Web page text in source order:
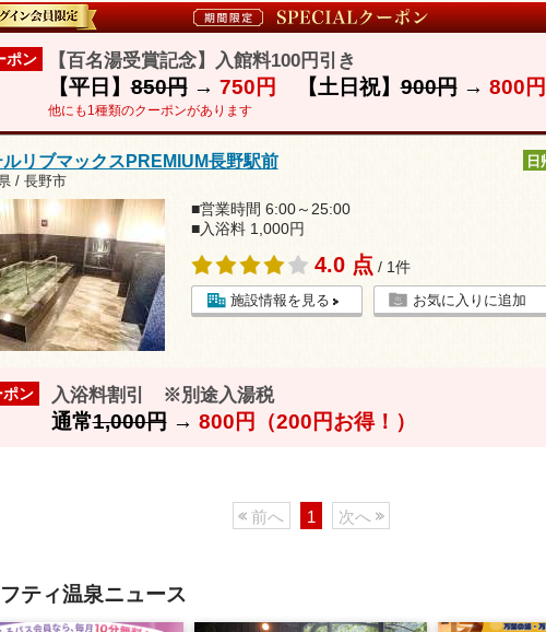
ポン 【百名湯受賞記念】入館料100円引き
【平日】850円→ 750円 【土日祝】900円→ 800円
他にも1種類のクーポンがあります
リブマックスPREMIUM長野駅前
/ 長野市
日
■営業時間 6:00～25:00
■入浴料 1,000円
4.0 点 / 1件
施設情報を見る お気に入りに追加
ポン 入浴料割引 ※別途入湯税
通常1,000円→ 800円（200円お得！）
前へ 1 次へ
ティ温泉ニュース